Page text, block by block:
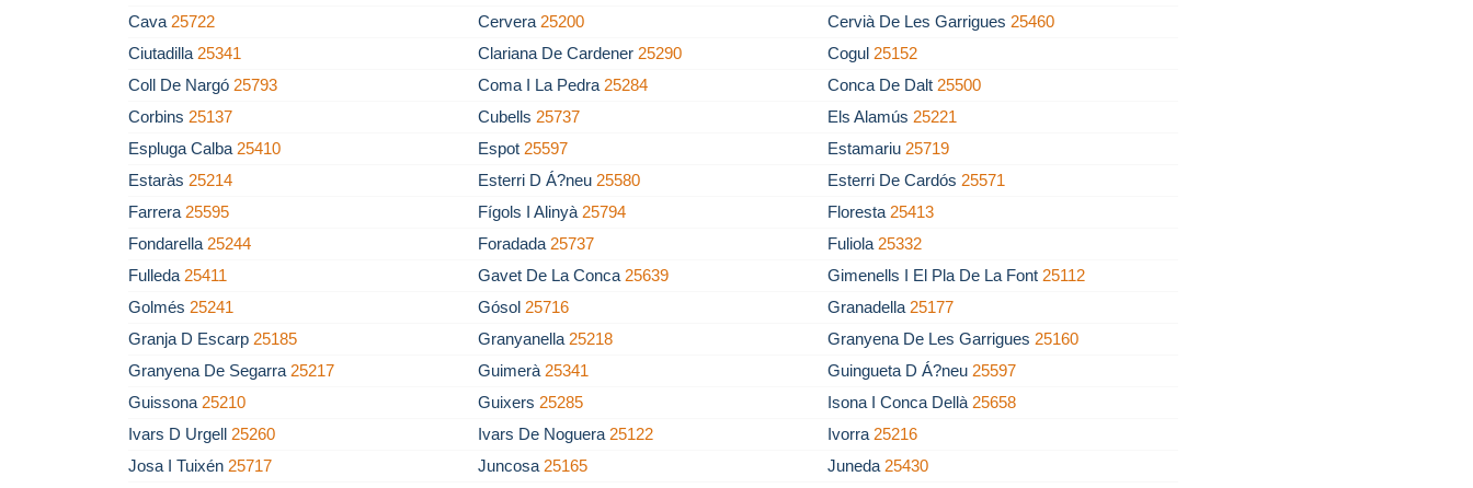
Cava 25722 Cervera 25200 Cervià De Les Garrigues 25460
Ciutadilla 25341 Clariana De Cardener 25290 Cogul 25152
Coll De Nargó 25793 Coma I La Pedra 25284 Conca De Dalt 25500
Corbins 25137 Cubells 25737 Els Alamús 25221
Espluga Calba 25410 Espot 25597 Estamariu 25719
Estaràs 25214 Esterri D Á?neu 25580 Esterri De Cardós 25571
Farrera 25595 Fígols I Alinyà 25794 Floresta 25413
Fondarella 25244 Foradada 25737 Fuliola 25332
Fulleda 25411 Gavet De La Conca 25639 Gimenells I El Pla De La Font 25112
Golmés 25241 Gósol 25716 Granadella 25177
Granja D Escarp 25185 Granyanella 25218 Granyena De Les Garrigues 25160
Granyena De Segarra 25217 Guimerà 25341 Guingueta D Á?neu 25597
Guissona 25210 Guixers 25285 Isona I Conca Dellà 25658
Ivars D Urgell 25260 Ivars De Noguera 25122 Ivorra 25216
Josa I Tuixén 25717 Juncosa 25165 Juneda 25430